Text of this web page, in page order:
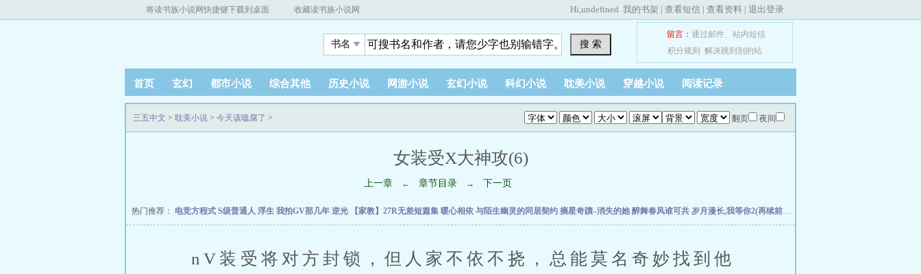
将读书族小说网快捷键下载到桌面 收藏读书族小说网 Hi,undefined 我的书架 | 查看短信 | 查看资料 | 退出登录
书名 搜 索
留言： 通过邮件、 站内短信
积分规则
解决跳到别的站
首页 玄幻 都市小说 综合其他 历史小说 网游小说 玄幻小说 科幻小说 耽美小说 穿越小说 阅读记录
翻页 夜间
三五中文 > 耽美小说 > 今天该嗑腐了 >
女装受X大神攻(6)
上一章 ← 章节目录 → 下一页
热门推荐： 电竞方程式 S级普通人 浮生 我拍GV那几年 逆光 【家教】27R无差短篇集 暖心相依 与陌生幽灵的同居契约 摘星奇蹟–消失的她醉舞春风谁可共 岁月漫长,我等你2(再续前缘)
nV装受将对方封锁，但人家不依不挠，总能莫名奇妙找到他